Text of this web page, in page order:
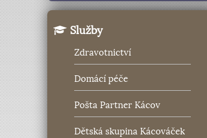
Služby
Zdravotnictví
Domácí péče
Pošta Partner Kácov
Dětská skupina Kácováček